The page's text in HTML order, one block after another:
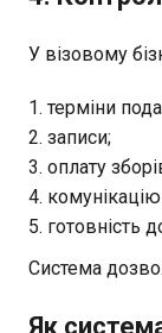
У візовому
терміни
записи;
оплату
готовність
Система
Як